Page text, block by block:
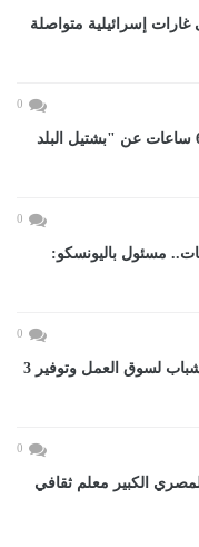
و27 مصاباً فى غارات إسرائيلية متواصلة
0
لحل أزمة الطفوحات.. قطع المياه 6 ساعات عن "بشتيل البلد
0
مسئول باليونسكو:
0
حصاد الوزارات.. التضامن: تأهيل الشباب لسوق العمل وتوفير 3
0
الكبير معلم ثقافي